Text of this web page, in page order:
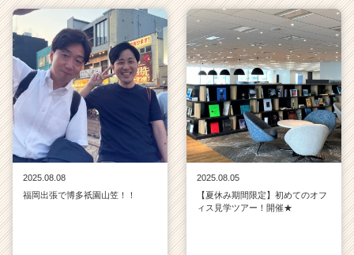
2025.08.08
福岡出張で博多祇園山笠！！
2025.08.05
【夏休み期間限定】初めてのオフ
ィス見学ツアー！開催★